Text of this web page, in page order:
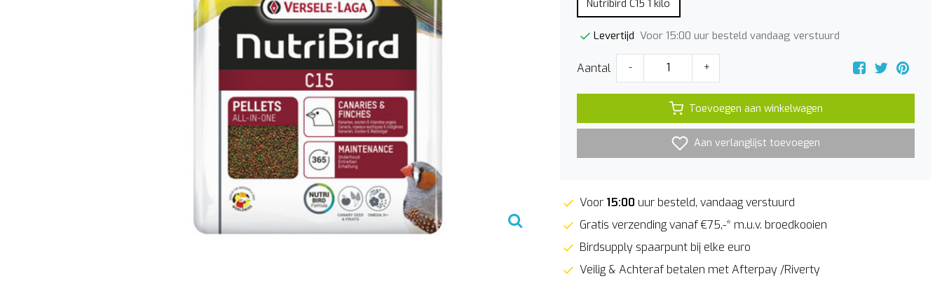
Nutribird C15 1 kilo
Levertijd Voor 15:00 uur besteld vandaag verstuurd
Aantal - +
Toevoegen aan winkelwagen
Aan verlanglijst toevoegen
Voor 15:00 uur besteld, vandaag verstuurd
Gratis verzending vanaf €75,-* m.u.v. broedkooien
Birdsupply spaarpunt bij elke euro
Veilig & Achteraf betalen met Afterpay /Riverty